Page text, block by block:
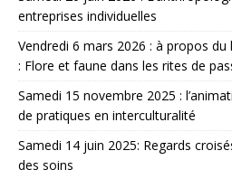
entreprises individuelles
Vendredi 6 mars 2026 : à propos
: Flore et faune dans les rites de
Samedi 15 novembre 2025 :
de pratiques en interculturalité
Samedi 14 juin 2025: Regards
des soins